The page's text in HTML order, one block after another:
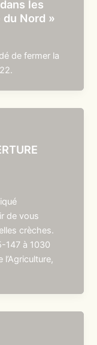
les
Nord »
de fermer la
de vous
crèches.
147 à 1030